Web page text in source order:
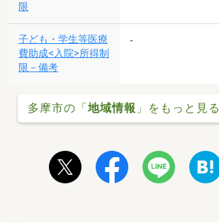
限
子ども・学生等医療
費助成<入院>所得制
限－備考
-
多摩市の「地域情報 」をもっと見る